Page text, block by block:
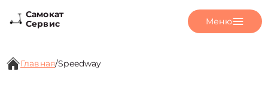
Самокат
Сервис
Меню
Главная/Speedway